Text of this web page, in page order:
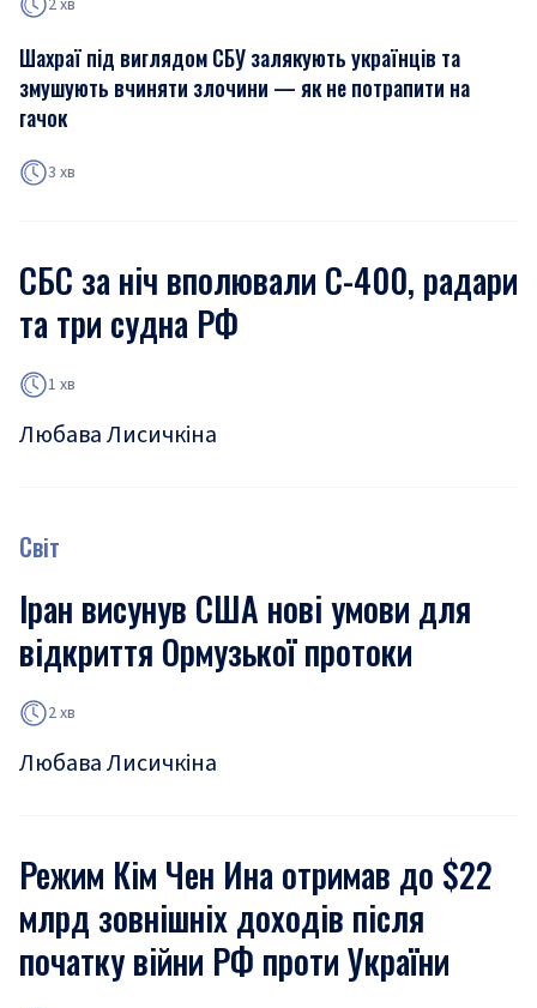
Шахраї під виглядом СБУ залякують українців та
змушують вчиняти злочини — як не потрапити на
гачок
3 хв
СБС за ніч вполювали С-400, радари
та три судна РФ
1 хв
Любава Лисичкіна
Світ
Іран висунув США нові умови для
відкриття Ормузької протоки
2 хв
Любава Лисичкіна
Режим Кім Чен Ина отримав до $22
млрд зовнішніх доходів після
початку війни РФ проти України